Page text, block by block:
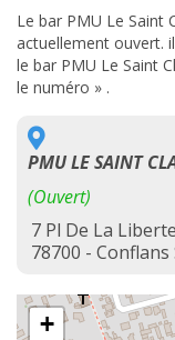
Le bar PMU Le Saint
actuellement ouvert.
le bar PMU Le Saint
le numéro » .
PMU LE SAINT
(Ouvert)
7 Pl De La Liberte
78700 -
+